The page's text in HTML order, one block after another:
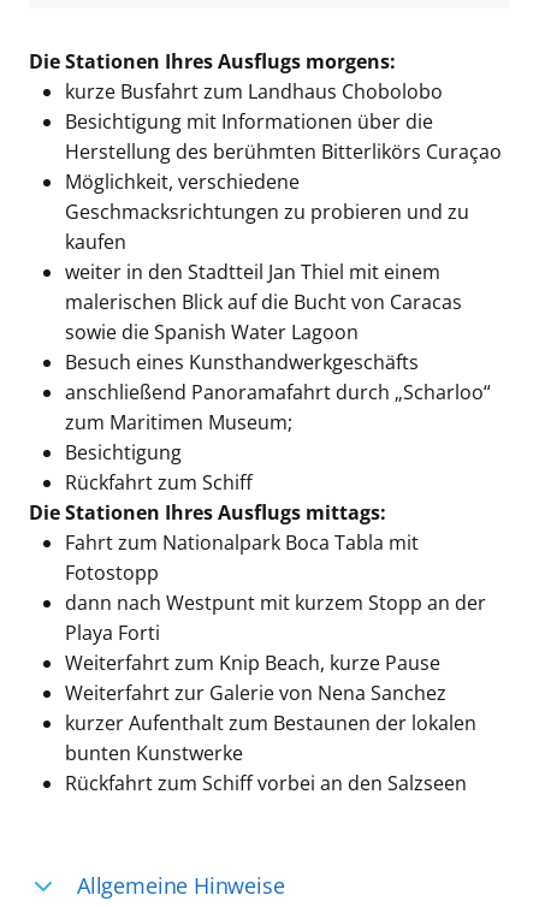
Die Stationen Ihres Ausflugs morgens:
kurze Busfahrt zum Landhaus Chobolobo
Besichtigung mit Informationen über die
Herstellung des berühmten Bitterlikörs Curaçao
Möglichkeit, verschiedene
Geschmacksrichtungen zu probieren und zu
kaufen
weiter in den Stadtteil Jan Thiel mit einem
malerischen Blick auf die Bucht von Caracas
sowie die Spanish Water Lagoon
Besuch eines Kunsthandwerkgeschäfts
anschließend Panoramafahrt durch „Scharloo“
zum Maritimen Museum;
Besichtigung
Rückfahrt zum Schiff
Die Stationen Ihres Ausflugs mittags:
Fahrt zum Nationalpark Boca Tabla mit
Fotostopp
dann nach Westpunt mit kurzem Stopp an der
Playa Forti
Weiterfahrt zum Knip Beach, kurze Pause
Weiterfahrt zur Galerie von Nena Sanchez
kurzer Aufenthalt zum Bestaunen der lokalen
bunten Kunstwerke
Rückfahrt zum Schiff vorbei an den Salzseen
Allgemeine Hinweise